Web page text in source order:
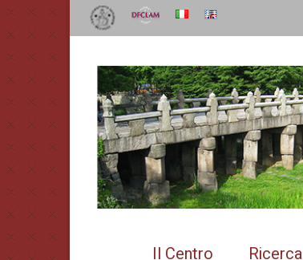
Il Centro Ricerca